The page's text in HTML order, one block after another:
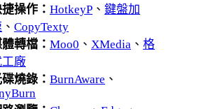
操作： HotkeyP 、 鍵盤加
、 CopyTexty
轉檔： Moo0 、 XMedia 、 格
工廠
燒錄： BurnAware 、